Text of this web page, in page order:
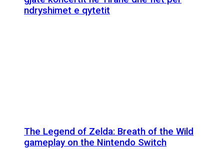
ndryshimet e qytetit
The Legend of Zelda: Breath of the Wild
gameplay on the Nintendo Switch